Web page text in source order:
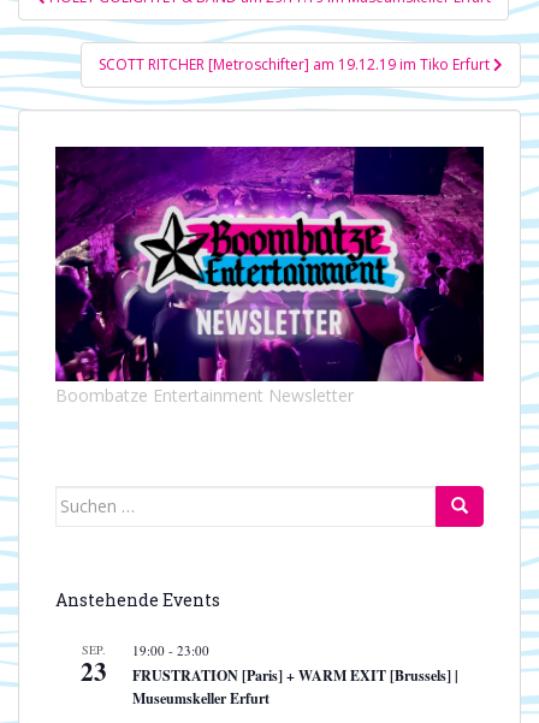
SCOTT RITCHER [Metroschifter] am 19.12.19 im Tiko Erfurt
Boombatze Entertainment Newsletter
Suchen
Anstehende Events
SEP.
23
19:00 - 23:00
FRUSTRATION [Paris] + WARM EXIT [Brussels] |
Museumskeller Erfurt